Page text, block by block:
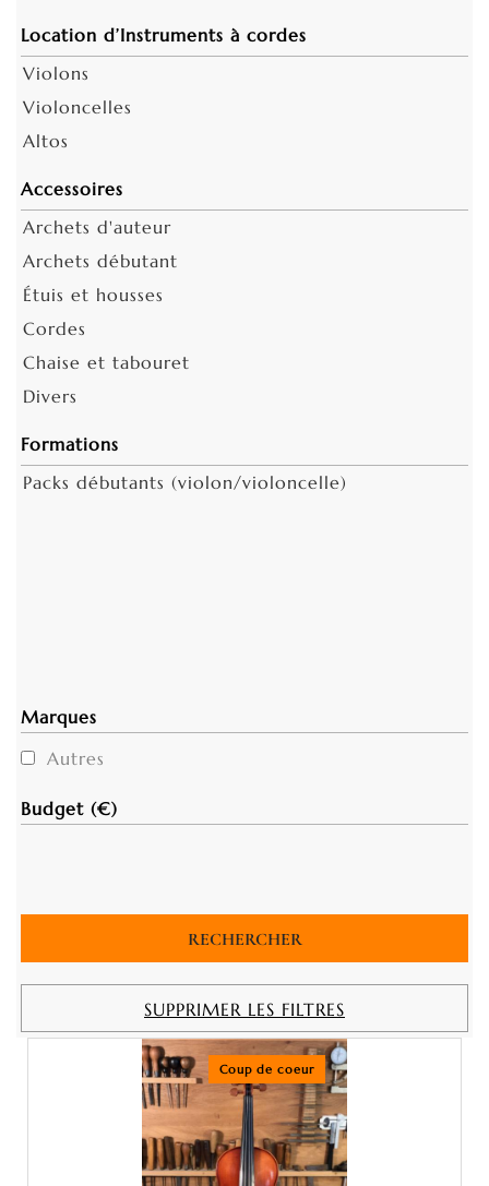
Location d’Instruments à cordes
Violons
Violoncelles
Altos
Accessoires
Archets d'auteur
Archets débutant
Étuis et housses
Cordes
Chaise et tabouret
Divers
Formations
Packs débutants (violon/violoncelle)
Marques
Autres
Budget (€)
SUPPRIMER LES FILTRES
Coup de coeur